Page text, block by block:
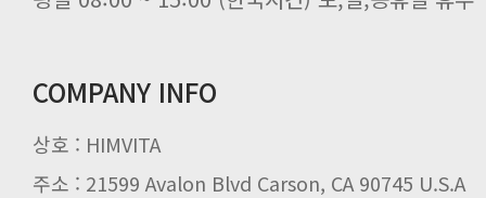
COMPANY INFO
상호 : HIMVITA
주소 : 21599 Avalon Blvd Carson, CA 90745 U.S.A